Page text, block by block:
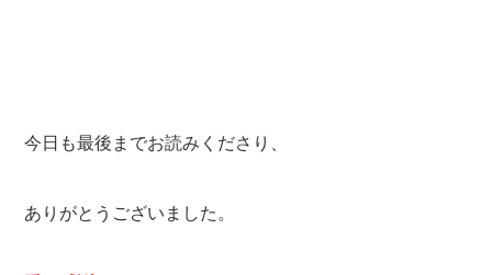
今日も最後までお読みくださり、
ありがとうございました。